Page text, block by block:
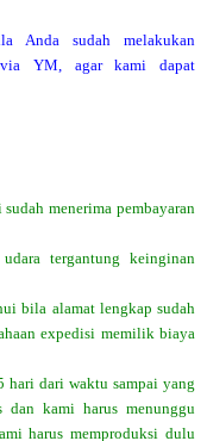
Anda sudah melakukan
YM, agar kami dapat
menerima pembayaran
tergantung keinginan
bila alamat lengkap sudah
expedisi memilik biaya
hari dari waktu sampai yang
kami harus menunggu
harus memproduksi dulu